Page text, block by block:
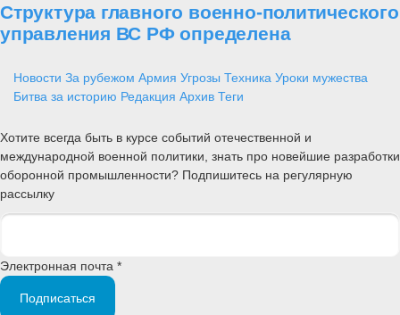
Структура главного военно-политического
управления ВС РФ определена
Новости За рубежом Армия Угрозы Техника Уроки мужества
Битва за историю Редакция Архив Теги
Хотите всегда быть в курсе событий отечественной и
международной военной политики, знать про новейшие разработки
оборонной промышленности? Подпишитесь на регулярную
рассылку
Электронная почта *
Подписаться